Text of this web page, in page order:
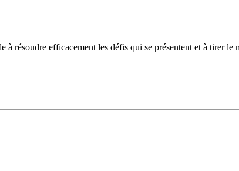
à résoudre efficacement les défis qui se présentent et à tirer